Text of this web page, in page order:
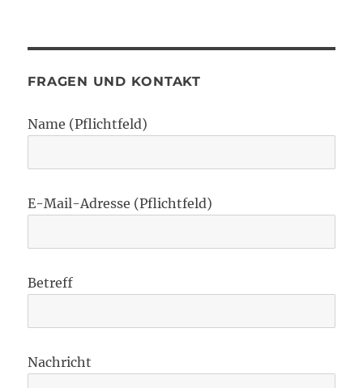
FRAGEN UND KONTAKT
Name (Pflichtfeld)
E-Mail-Adresse (Pflichtfeld)
Betreff
Nachricht